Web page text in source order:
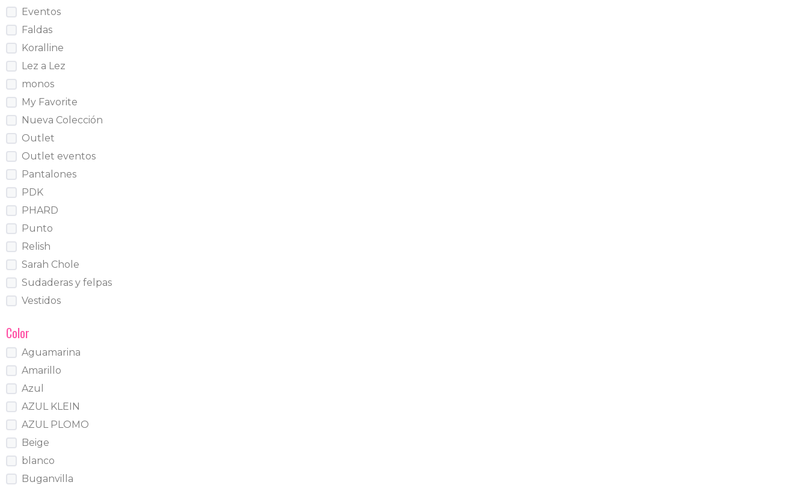
Eventos
Faldas
Koralline
Lez a Lez
monos
My Favorite
Nueva Colección
Outlet
Outlet eventos
Pantalones
PDK
PHARD
Punto
Relish
Sarah Chole
Sudaderas y felpas
Vestidos
Color
Aguamarina
Amarillo
Azul
AZUL KLEIN
AZUL PLOMO
Beige
blanco
Buganvilla